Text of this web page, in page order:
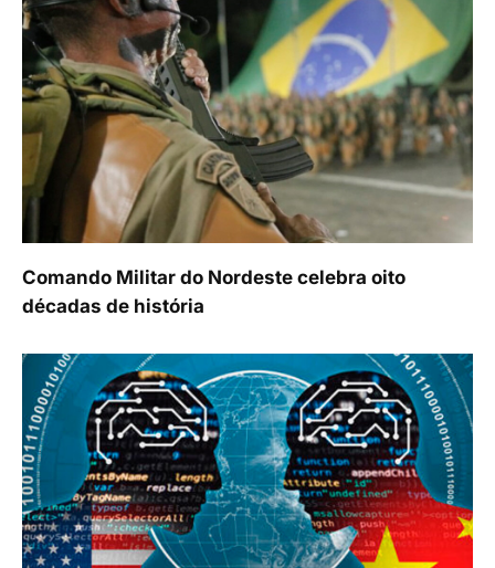
Comando Militar do Nordeste celebra oito
décadas de história